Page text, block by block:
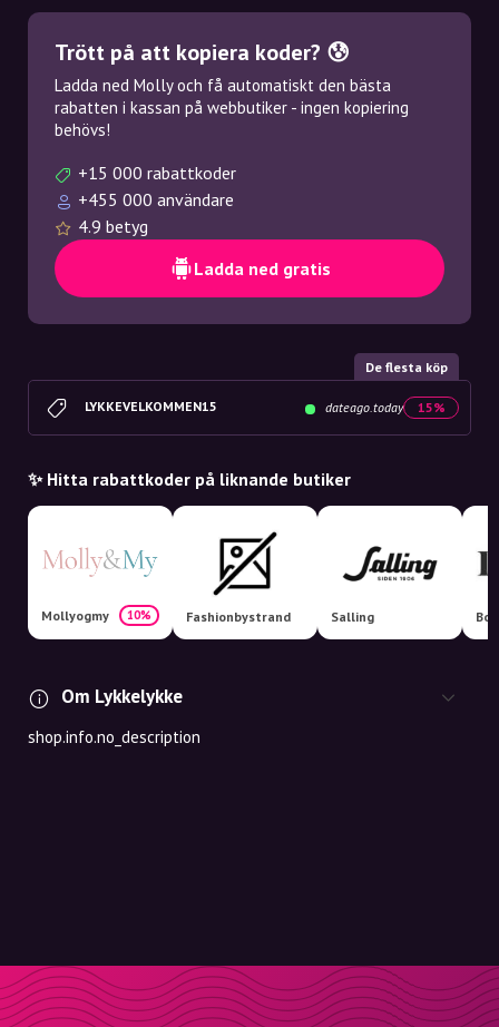
Trött på att kopiera koder? 😰
Ladda ned Molly och få automatiskt den bästa
rabatten i kassan på webbutiker - ingen kopiering
behövs!
+15 000 rabattkoder
+455 000 användare
4.9 betyg
Ladda ned gratis
De flesta köp
LYKKEVELKOMMEN15 dateago.today 15%
✨ Hitta rabattkoder på liknande butiker
Mollyogmy 10% Fashionbystrand Salling
Om Lykkelykke
shop.info.no_description